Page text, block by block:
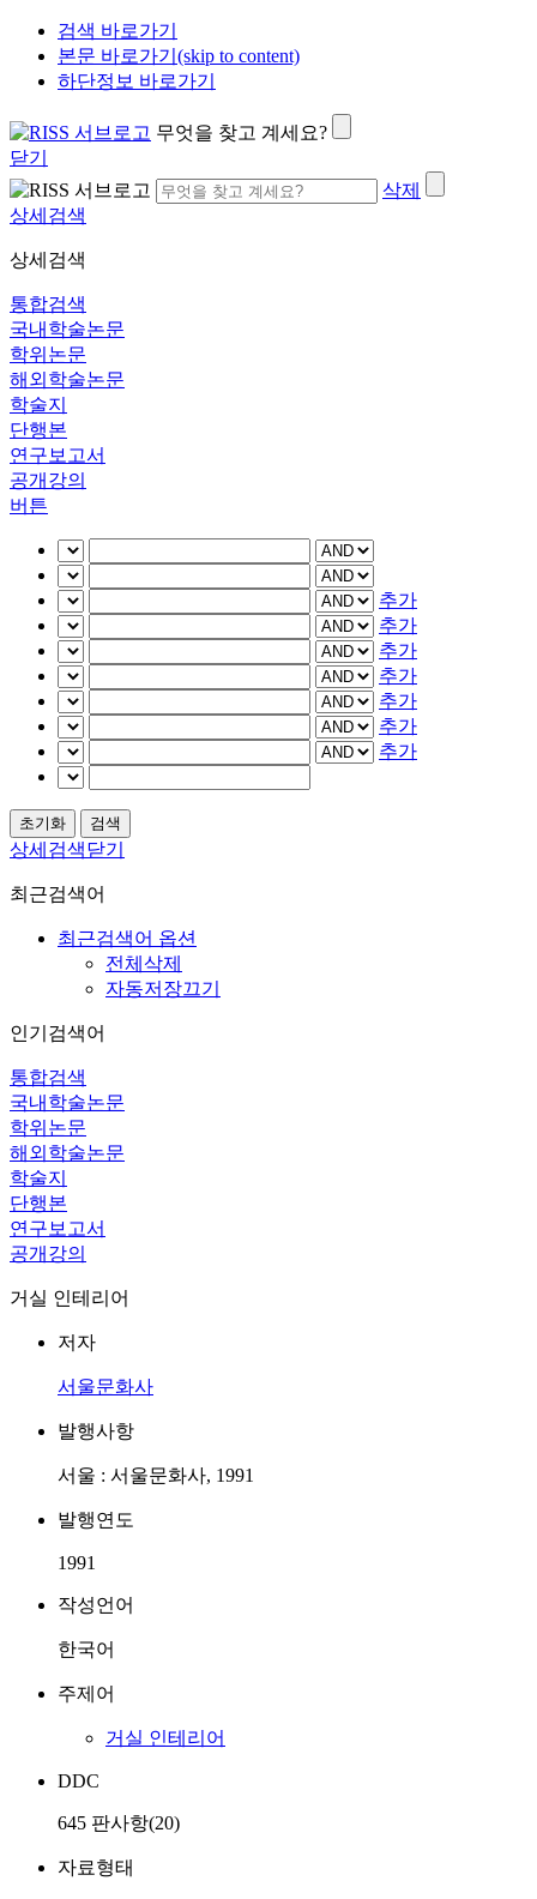
검색 바로가기
본문 바로가기(skip to content)
하단정보 바로가기
무엇을 찾고 계세요?
닫기
삭제
상세검색
상세검색
통합검색
국내학술논문
학위논문
해외학술논문
학술지
단행본
연구보고서
공개강의
버튼
추가
추가
추가
추가
추가
추가
추가
상세검색닫기
최근검색어
최근검색어 옵션
전체삭제
자동저장끄기
인기검색어
통합검색
국내학술논문
학위논문
해외학술논문
학술지
단행본
연구보고서
공개강의
거실 인테리어
저자
서울문화사
발행사항
서울 : 서울문화사, 1991
발행연도
1991
작성언어
한국어
주제어
거실 인테리어
DDC
645 판사항(20)
자료형태